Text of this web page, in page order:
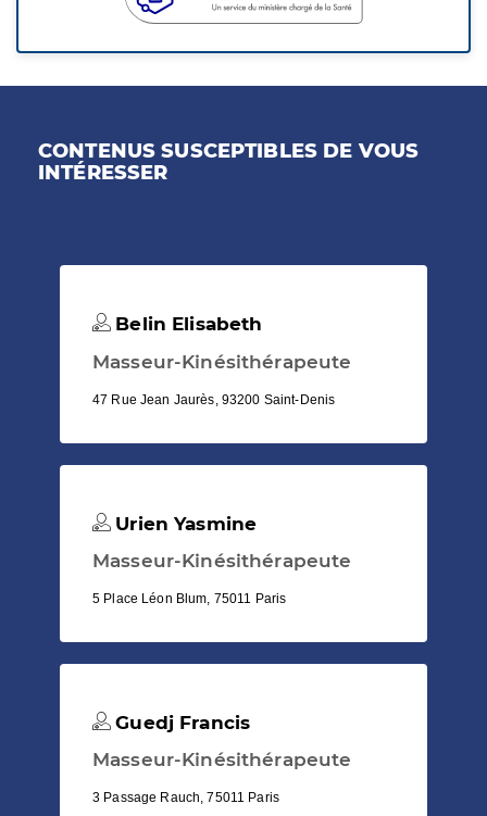
CONTENUS SUSCEPTIBLES DE VOUS
INTÉRESSER
Belin Elisabeth
Masseur-Kinésithérapeute
47 Rue Jean Jaurès, 93200 Saint-Denis
Urien Yasmine
Masseur-Kinésithérapeute
5 Place Léon Blum, 75011 Paris
Guedj Francis
Masseur-Kinésithérapeute
3 Passage Rauch, 75011 Paris